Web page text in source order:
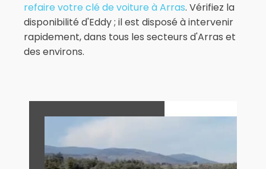
refaire votre clé de voiture à Arras. Vérifiez la
disponibilité d'Eddy ; il est disposé à intervenir
rapidement, dans tous les secteurs d'Arras et
des environs.